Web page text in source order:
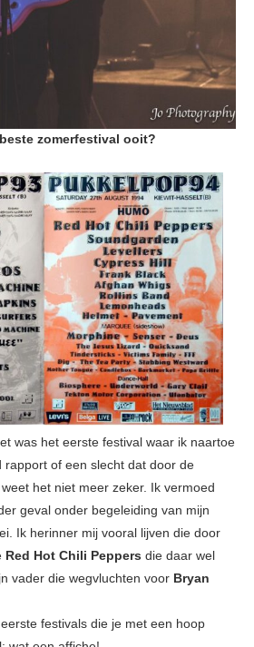
zomerfestival ooit?
was het eerste festival waar ik naartoe
rapport of een slecht dat door de
het niet meer zeker. Ik vermoed
geval onder begeleiding van mijn
Ik herinner mij vooral lijven die door
Red Hot Chili Peppers die daar wel
vader die wegvluchten voor Bryan
festivals die je met een hoop